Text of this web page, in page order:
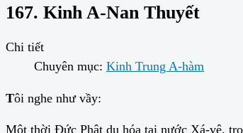
167. Kinh A-Nan Thuyết
Chi tiết
Chuyên mục: Kinh Trung A-hàm
Tôi nghe như vầy:
Một thời Đức Phật du hóa tại nước Xá-vệ,